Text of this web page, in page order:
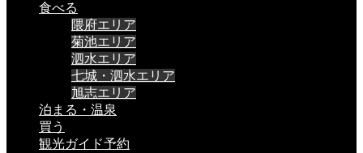
食べる
隈府エリア
菊池エリア
泗水エリア
七城・泗水エリア
旭志エリア
泊まる・温泉
買う
観光ガイド予約